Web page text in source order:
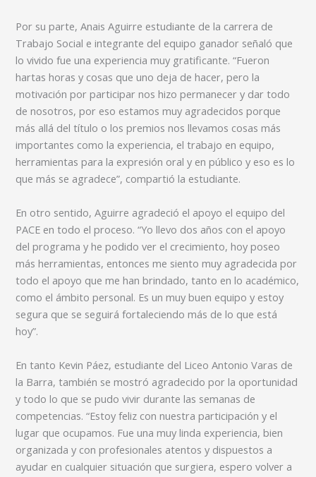
Por su parte, Anais Aguirre estudiante de la carrera de
Trabajo Social e integrante del equipo ganador señaló que
lo vivido fue una experiencia muy gratificante. “Fueron
hartas horas y cosas que uno deja de hacer, pero la
motivación por participar nos hizo permanecer y dar todo
de nosotros, por eso estamos muy agradecidos porque
más allá del título o los premios nos llevamos cosas más
importantes como la experiencia, el trabajo en equipo,
herramientas para la expresión oral y en público y eso es lo
que más se agradece”, compartió la estudiante.
En otro sentido, Aguirre agradeció el apoyo el equipo del
PACE en todo el proceso. “Yo llevo dos años con el apoyo
del programa y he podido ver el crecimiento, hoy poseo
más herramientas, entonces me siento muy agradecida por
todo el apoyo que me han brindado, tanto en lo académico,
como el ámbito personal. Es un muy buen equipo y estoy
segura que se seguirá fortaleciendo más de lo que está
hoy”.
En tanto Kevin Páez, estudiante del Liceo Antonio Varas de
la Barra, también se mostró agradecido por la oportunidad
y todo lo que se pudo vivir durante las semanas de
competencias. “Estoy feliz con nuestra participación y el
lugar que ocupamos. Fue una muy linda experiencia, bien
organizada y con profesionales atentos y dispuestos a
ayudar en cualquier situación que surgiera, espero volver a